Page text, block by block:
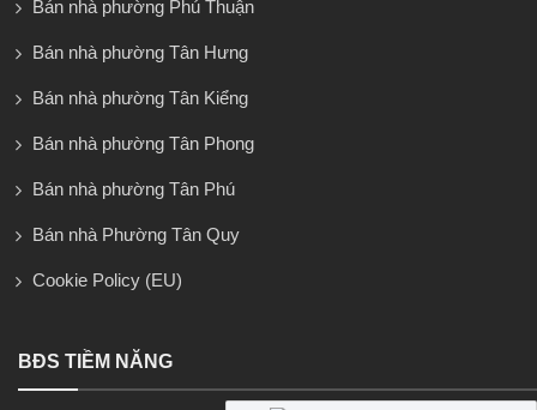
Bán nhà phường Phú Thuận
Bán nhà phường Tân Hưng
Bán nhà phường Tân Kiểng
Bán nhà phường Tân Phong
Bán nhà phường Tân Phú
Bán nhà Phường Tân Quy
Cookie Policy (EU)
BĐS TIỀM NĂNG